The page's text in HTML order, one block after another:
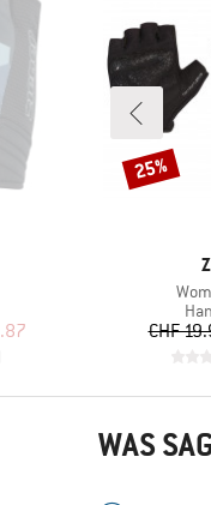
Preis CHF
Rabatt
25%
WAS